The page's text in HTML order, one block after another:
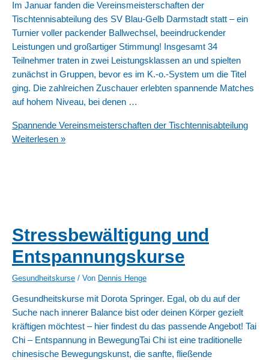
Im Januar fanden die Vereinsmeisterschaften der
Tischtennisabteilung des SV Blau-Gelb Darmstadt statt – ein
Turnier voller packender Ballwechsel, beeindruckender
Leistungen und großartiger Stimmung! Insgesamt 34
Teilnehmer traten in zwei Leistungsklassen an und spielten
zunächst in Gruppen, bevor es im K.-o.-System um die Titel
ging. Die zahlreichen Zuschauer erlebten spannende Matches
auf hohem Niveau, bei denen …
Spannende Vereinsmeisterschaften der Tischtennisabteilung
Weiterlesen »
Stressbewältigung und
Entspannungskurse
Gesundheitskurse / Von Dennis Henge
Gesundheitskurse mit Dorota Springer. Egal, ob du auf der
Suche nach innerer Balance bist oder deinen Körper gezielt
kräftigen möchtest – hier findest du das passende Angebot! Tai
Chi – Entspannung in BewegungTai Chi ist eine traditionelle
chinesische Bewegungskunst, die sanfte, fließende